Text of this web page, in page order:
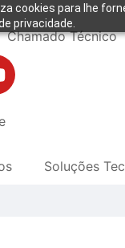
cookies para lhe
privacidade.
Chamado Técnico
Soluções